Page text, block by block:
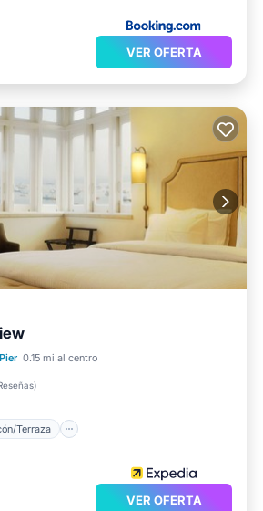
VER OFERTA
0.15 mi al centro
)
Terraza
Balcón/Terraza
VER OFERTA